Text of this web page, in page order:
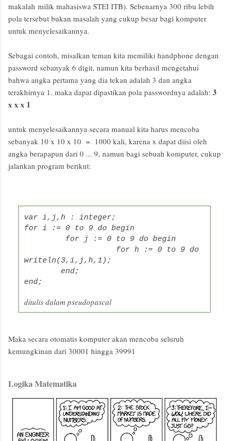
makalah milik mahasiswa STEI ITB). Sebenarnya 300 ribu lebih
pola tersebut bukan masalah yang cukup besar bagi komputer
untuk menyelesaikannya.
Sebagai contoh, misalkan teman kita memiliki handphone dengan
password sebanyak 6 digit, namun kita berhasil mengetahui
bahwa angka pertama yang dia tekan adalah 3 dan angka
terakhirnya 1. maka dapat dipastikan pola passwordnya adalah: 3
x x x 1
untuk menyelesaikannya secara manual kita harus mencoba
sebanyak 10 x 10 x 10 = 1000 kali, karena x dapat diisi oleh
angka berapapun dari 0 ... 9, namun bagi sebuah komputer, cukup
jalankan program berikut:
var i,j,h : integer;
for i := 0 to 9 do begin
for j := 0 to 9 do begin
for h := 0 to 9 do
writeln(3,i,j,h,1);
end;
end;
ditulis dalam pseudopascal
Maka secara otomatis komputer akan mencoba seluruh
kemungkinan dari 30001 hingga 39991
Logika Matematika